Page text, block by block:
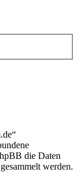
die Daten
werden.